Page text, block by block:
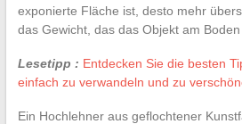
exponierte Fläche ist, desto mehr
das Gewicht, das das Objekt am Boden
Lesetipp : Entdecken Sie die besten
einfach zu verwandeln und zu
Ein Hochlehner aus geflochtener